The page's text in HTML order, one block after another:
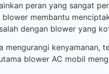
peran yang sangat
membantu
dengan blower yang
mengurangi
blower AC mobil